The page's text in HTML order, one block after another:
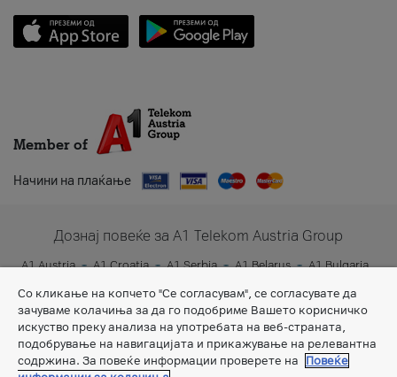
Member of
Начини на плаќање
Дознај повеќе за A1 Telekom Austria Group
A1 Austria A1 Croatia A1 Serbia A1 Belarus
A1 Bulgaria
Со кликање на копчето "Се согласувам", се согласувате да
зачуваме колачиња за да го подобриме Вашето корисничко
искуство преку анализа на употребата на веб-страната,
подобрување на навигацијата и прикажување на релевантна
содржина. За повеќе информации проверете на
Повеќе